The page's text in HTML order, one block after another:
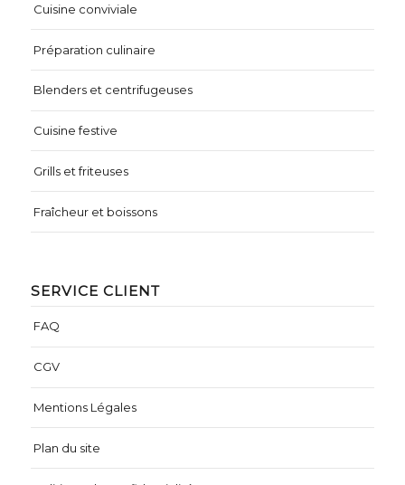
Cuisine conviviale
Préparation culinaire
Blenders et centrifugeuses
Cuisine festive
Grills et friteuses
Fraîcheur et boissons
SERVICE CLIENT
FAQ
CGV
Mentions Légales
Plan du site